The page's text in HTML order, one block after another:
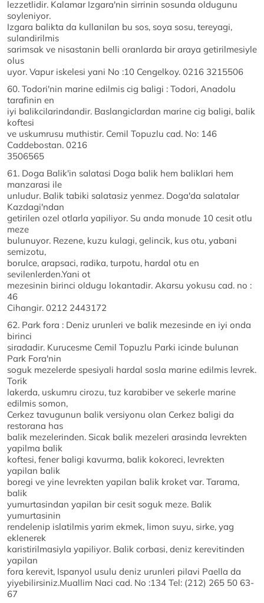
lezzetlidir. Kalamar Izgara'nin sirrinin sosunda oldugunu
soyleniyor.
Izgara balikta da kullanilan bu sos, soya sosu, tereyagi,
sulandirilmis
sarimsak ve nisastanin belli oranlarda bir araya getirilmesiyle
olus
uyor. Vapur iskelesi yani No :10 Cengelkoy. 0216 3215506
60. Todori'nin marine edilmis cig baligi : Todori, Anadolu
tarafinin en
iyi balikcilarindandir. Baslangiclardan marine cig baligi, balik
koftesi
ve uskumrusu muthistir. Cemil Topuzlu cad. No: 146
Caddebostan. 0216
3506565
61. Doga Balik'in salatasi Doga balik hem baliklari hem
manzarasi ile
unludur. Balik tabiki salatasiz yenmez. Doga'da salatalar
Kazdagi'ndan
getirilen ozel otlarla yapiliyor. Su anda monude 10 cesit otlu
meze
bulunuyor. Rezene, kuzu kulagi, gelincik, kus otu, yabani
semizotu,
borulce, arapsaci, radika, turpotu, hardal otu en
sevilenlerden.Yani ot
mezesinin birinci oldugu lokantadir. Akarsu yokusu cad. no :
46
Cihangir. 0212 2443172
62. Park fora : Deniz urunleri ve balik mezesinde en iyi onda
birinci
siradadir. Kurucesme Cemil Topuzlu Parki icinde bulunan
Park Fora'nin
soguk mezelerde spesiyali hardal sosla marine edilmis levrek.
Torik
lakerda, uskumru cirozu, tuz karabiber ve sekerle marine
edilmis somon,
Cerkez tavugunun balik versiyonu olan Cerkez baligi da
restorana has
balik mezelerinden. Sicak balik mezeleri arasinda levrekten
yapilma balik
koftesi, fener baligi kavurma, balik kokoreci, levrekten
yapilan balik
boregi ve yine levrekten yapilan balik kroket var. Tarama,
balik
yumurtasindan yapilan bir cesit soguk meze. Balik
yumurtasinin
rendelenip islatilmis yarim ekmek, limon suyu, sirke, yag
eklenerek
karistirilmasiyla yapiliyor. Balik corbasi, deniz kerevitinden
yapilan
fora kerevit, Ispanyol usulu deniz urunleri pilavi Paella da
yiyebilirsiniz.Muallim Naci cad. No :134 Tel: (212) 265 50 63-
67